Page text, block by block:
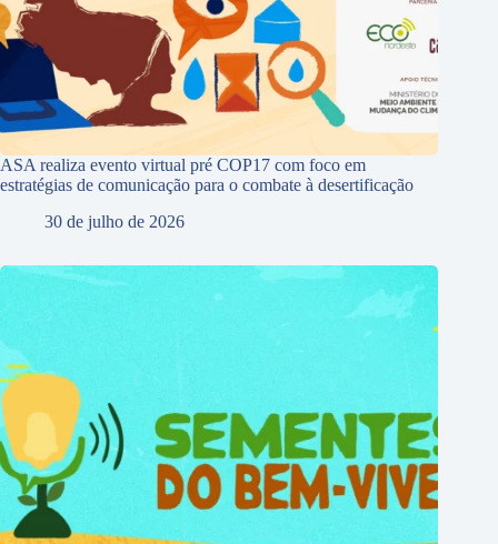
ASA realiza evento virtual pré COP17 com foco em
estratégias de comunicação para o combate à desertificação
30 de julho de 2026